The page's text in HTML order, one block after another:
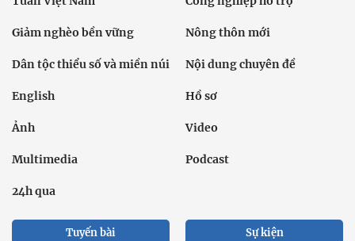
Giảm nghèo bền vững Nông thôn mới
Dân tộc thiểu số và miền núi Nội dung chuyên đề
English Hồ sơ
Ảnh Video
Multimedia Podcast
24h qua
Tuyến bài Sự kiện